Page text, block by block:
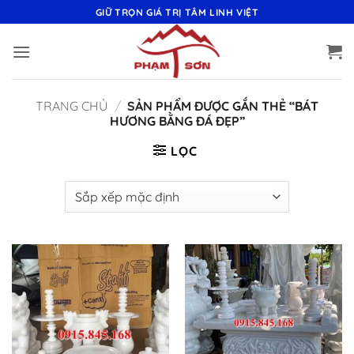
qua
nội
GIỮ TRỌN GIÁ TRỊ TÂM LINH VIỆT
TRANG CHỦ / SẢN PHẨM ĐƯỢC GẮN THẺ “BÁT
HƯƠNG BẰNG ĐÁ ĐẸP”
LỌC